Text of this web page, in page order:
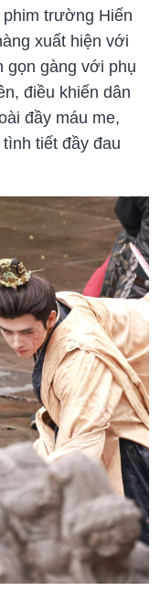
phim trường Hiến
xuất hiện với
gọn gàng với phụ
điều khiến dân
đầy máu me,
tiết đầy đau